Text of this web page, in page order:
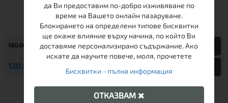
160.00 312.93 лв.
130.00
да Ви предоставим по-добро изживяване по
време на Вашето онлайн пазаруване.
Блокирането на определени типове бисквитки
ще окаже влияние върху начина, по който Ви
доставяме персонализирано съдържание. Ако
искате да научите повече, моля, прочетете
Бисквитки - пълна информация
ОТКАЗВАМ